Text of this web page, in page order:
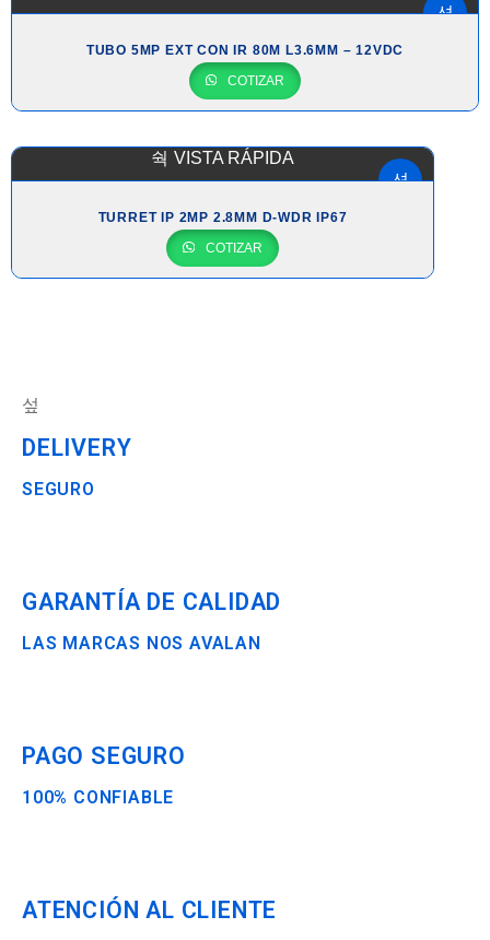
TUBO 5MP EXT CON IR 80M L3.6MM – 12VDC
COTIZAR
VISTA RÁPIDA
TURRET IP 2MP 2.8MM D-WDR IP67
COTIZAR
DELIVERY
SEGURO
GARANTÍA DE CALIDAD
LAS MARCAS NOS AVALAN
PAGO SEGURO
100% CONFIABLE
ATENCIÓN AL CLIENTE